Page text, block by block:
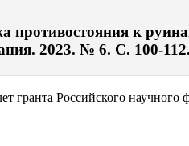
к
2023. № 6. С. 100-112.
гранта Российского